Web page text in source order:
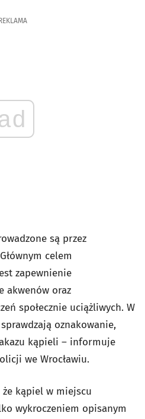
REKLAMA
są przez
celem
zapewnienie
akwenów oraz
społecznie uciążliwych. W
oznakowanie,
kąpieli – informuje
we Wrocławiu.
kąpiel w miejscu
wykroczeniem opisanym